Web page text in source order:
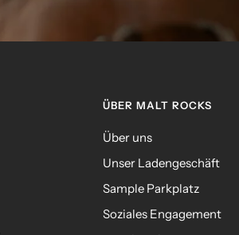
ÜBER MALT ROCKS
Über uns
Unser Ladengeschäft
Sample Parkplatz
Soziales Engagement